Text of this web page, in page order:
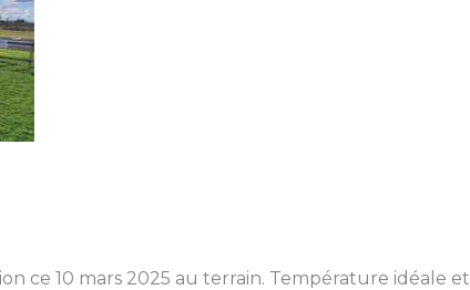
ce 10 mars 2025 au terrain. Température idéale